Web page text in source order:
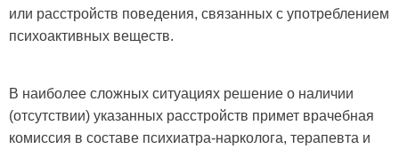
или расстройств поведения, связанных с употреблением
психоактивных веществ.
В наиболее сложных ситуациях решение о наличии
(отсутствии) указанных расстройств примет врачебная
комиссия в составе психиатра-нарколога, терапевта и